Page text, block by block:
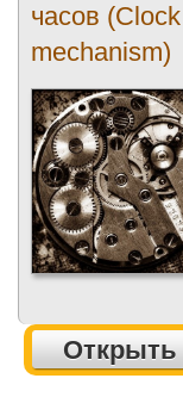
часов (Clock
mechanism)
Открыть